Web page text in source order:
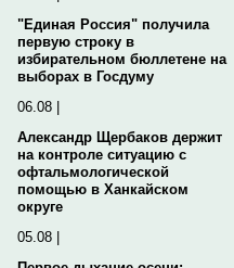
"Единая Россия" получила
первую строку в
избирательном бюллетене на
выборах в Госдуму
06.08 |
Александр Щербаков держит
на контроле ситуацию с
офтальмологической
помощью в Ханкайском
округе
05.08 |